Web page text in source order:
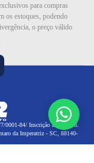
para compras
os estoques, podendo
o preço válido
84/ Inscrição Estadual n.
da Imperatriz - SC, 88140-